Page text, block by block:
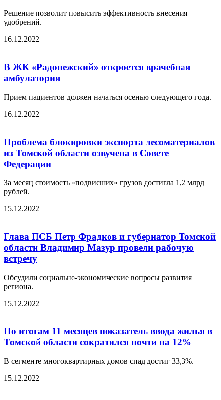
Решение позволит повысить эффективность внесения
удобрений.
16.12.2022
В ЖК «Радонежский» откроется врачебная
амбулатория
Прием пациентов должен начаться осенью следующего года.
16.12.2022
Проблема блокировки экспорта лесоматериалов
из Томской области озвучена в Совете
Федерации
За месяц стоимость «подвисших» грузов достигла 1,2 млрд
рублей.
15.12.2022
Глава ПСБ Петр Фрадков и губернатор Томской
области Владимир Мазур провели рабочую
встречу
Обсудили социально-экономические вопросы развития
региона.
15.12.2022
По итогам 11 месяцев показатель ввода жилья в
Томской области сократился почти на 12%
В сегменте многоквартирных домов спад достиг 33,3%.
15.12.2022